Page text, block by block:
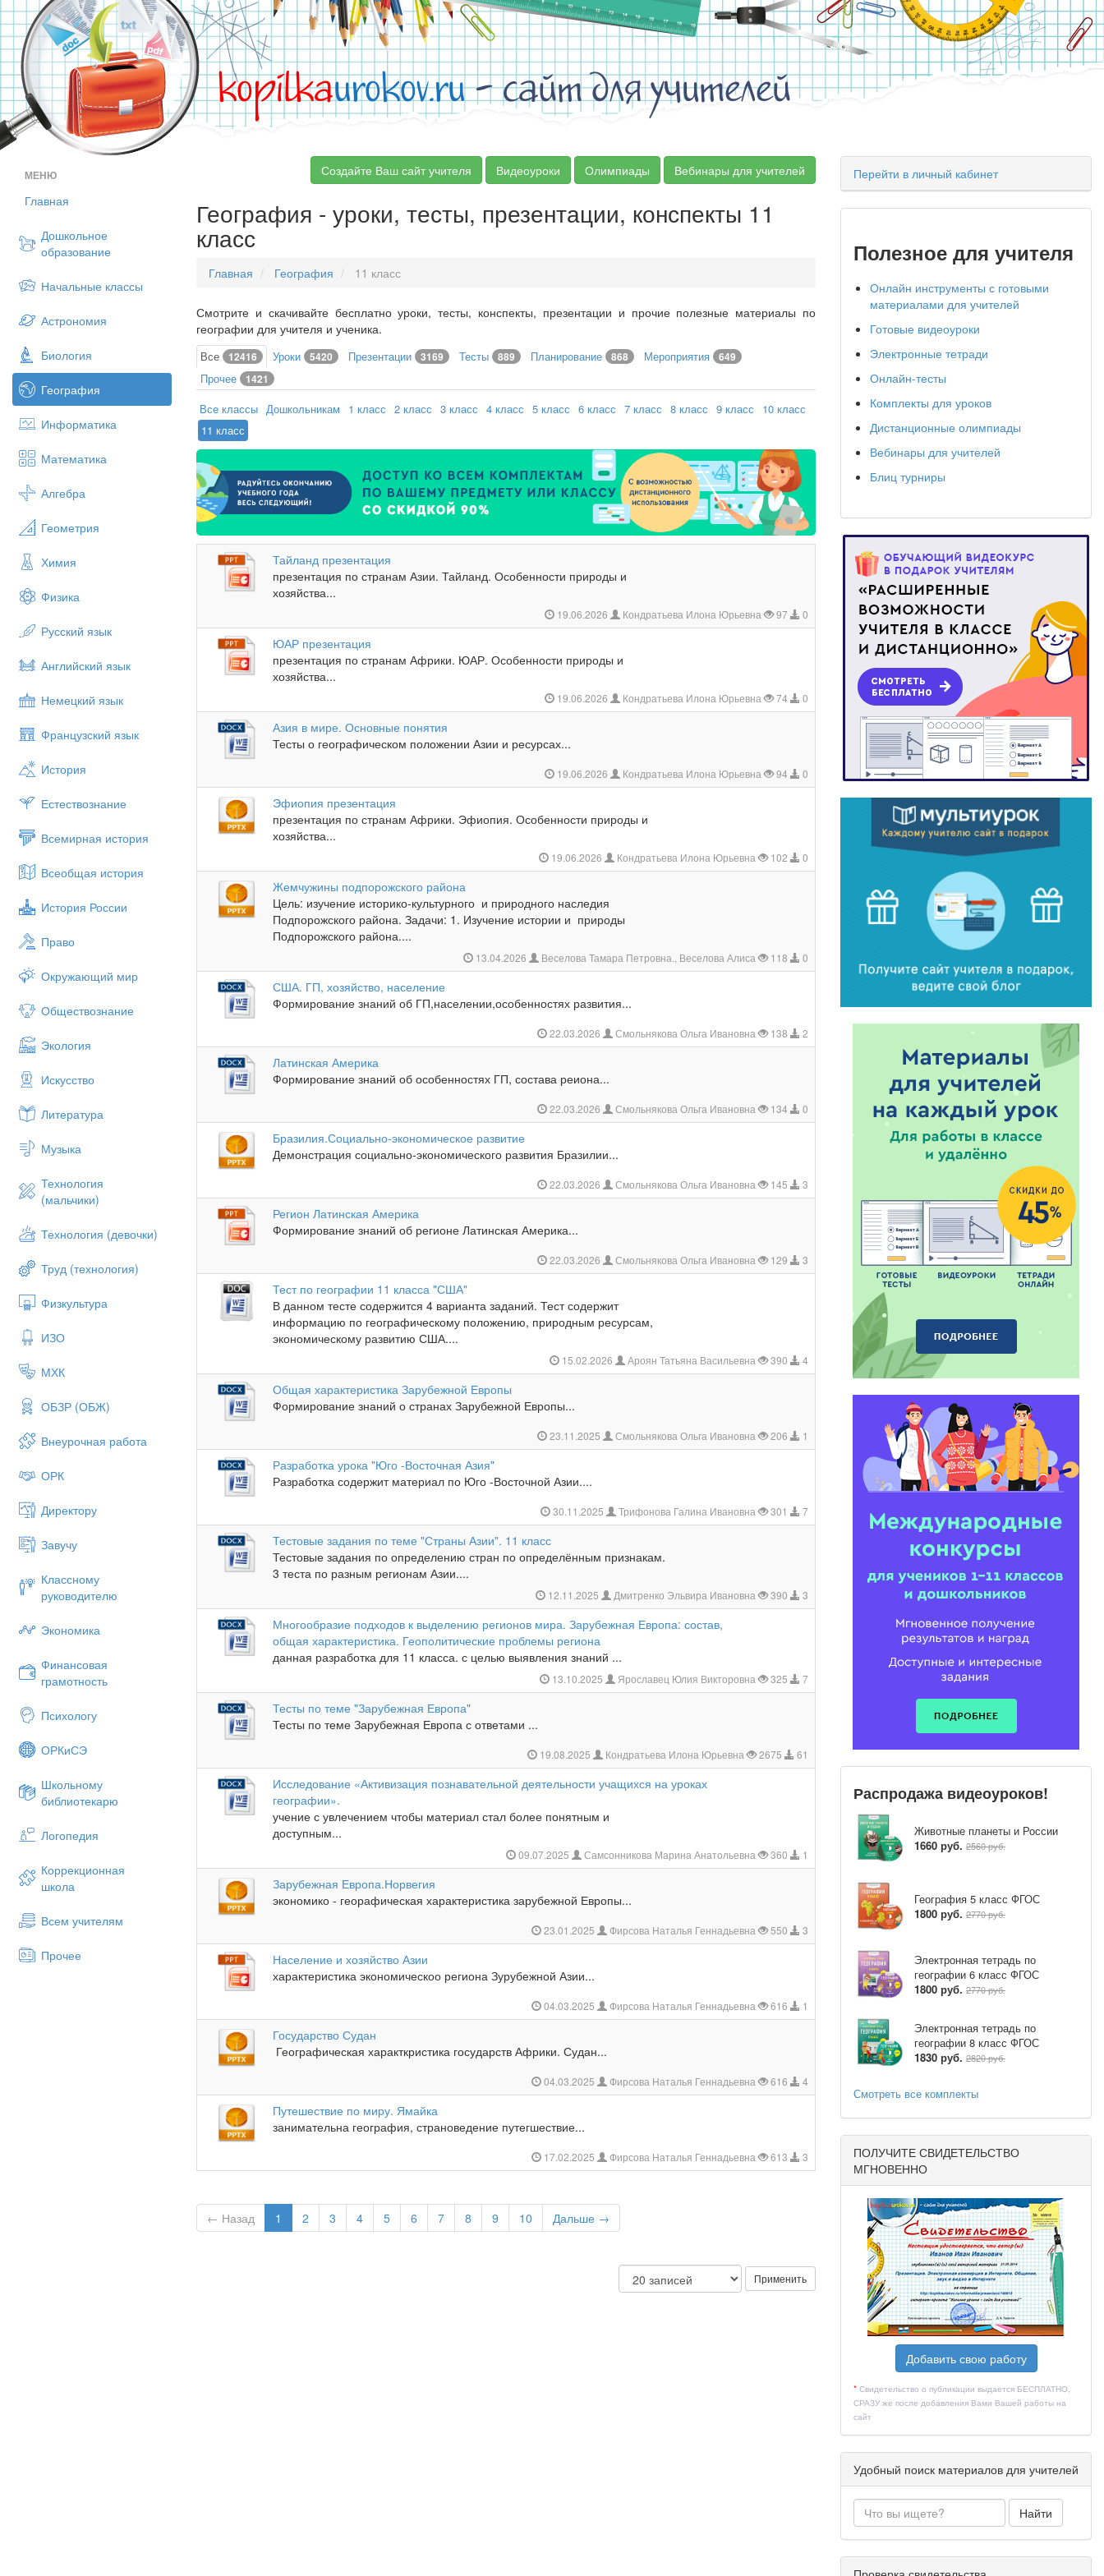
kopilkaurokov.ru- сайт для учителей
МЕНЮ
Главная
Дошкольное
образование
Начальные классы
Астрономия
Биология
География
Информатика
Математика
Алгебра
Геометрия
Химия
Физика
Русский язык
Английский язык
Немецкий язык
Французский язык
История
Естествознание
Всемирная история
Всеобщая история
История России
Право
Окружающий мир
Обществознание
Экология
Искусство
Литература
Музыка
Технология
(мальчики)
Технология (девочки)
Труд (технология)
Физкультура
ИЗО
МХК
ОБЗР (ОБЖ)
Внеурочная работа
ОРК
Директору
Завучу
Классному
руководителю
Экономика
Финансовая
грамотность
Психологу
ОРКиСЭ
Школьному
библиотекарю
Логопедия
Коррекционная
школа
Всем учителям
Прочее
Создайте Ваш сайт учителя Видеоуроки Олимпиады Вебинары для учителей
География - уроки, тесты, презентации, конспекты 11
класс
Главная География 11 класс
Смотрите и скачивайте бесплатно уроки, тесты, конспекты, презентации и прочие полезные материалы по
географии для учителя и ученика.
Все 12416 Уроки 5420 Презентации 3169 Тесты 889 Планирование 868 Мероприятия 649
Прочее 1421
Все классы Дошкольникам 1 класс 2 класс 3 класс 4 класс 5 класс 6 класс 7 класс 8 класс 9 класс
10 класс
11 класс
Тайланд презентация
презентация по странам Азии. Тайланд. Особенности природы и
хозяйства...
19.06.2026 Кондратьева Илона Юрьевна 97 0
ЮАР презентация
презентация по странам Африки. ЮАР. Особенности природы и
хозяйства...
19.06.2026 Кондратьева Илона Юрьевна 74 0
Азия в мире. Основные понятия
Тесты о географическом положении Азии и ресурсах...
19.06.2026 Кондратьева Илона Юрьевна 94 0
Эфиопия презентация
презентация по странам Африки. Эфиопия. Особенности природы и
хозяйства...
19.06.2026 Кондратьева Илона Юрьевна 102 0
Жемчужины подпорожского района
Цель: изучение историко-культурного и природного наследия
Подпорожского района. Задачи: 1. Изучение истории и природы
Подпорожского района....
13.04.2026 Веселова Тамара Петровна., Веселова Алиса 118 0
США. ГП, хозяйство, население
Формирование знаний об ГП,населении,особенностях развития...
22.03.2026 Смольнякова Ольга Ивановна 138 2
Латинская Америка
Формирование знаний об особенностях ГП, состава реиона...
22.03.2026 Смольнякова Ольга Ивановна 134 0
Бразилия.Социально-экономическое развитие
Демонстрация социально-экономического развития Бразилии...
22.03.2026 Смольнякова Ольга Ивановна 145 3
Регион Латинская Америка
Формирование знаний об регионе Латинская Америка...
22.03.2026 Смольнякова Ольга Ивановна 129 3
Тест по географии 11 класса "США"
В данном тесте содержится 4 варианта заданий. Тест содержит
информацию по географическому положению, природным ресурсам,
экономическому развитию США....
15.02.2026 Ароян Татьяна Васильевна 390 4
Общая характеристика Зарубежной Европы
Формирование знаний о странах Зарубежной Европы...
23.11.2025 Смольнякова Ольга Ивановна 206 1
Разработка урока "Юго -Восточная Азия"
Разработка содержит материал по Юго -Восточной Азии....
30.11.2025 Трифонова Галина Ивановна 301 7
Тестовые задания по теме "Страны Азии". 11 класс
Тестовые задания по определению стран по определённым признакам.
3 теста по разным регионам Азии....
12.11.2025 Дмитренко Эльвира Ивановна 390 3
Многообразие подходов к выделению регионов мира. Зарубежная Европа: состав,
общая характеристика. Геополитические проблемы региона
данная разработка для 11 класса. с целью выявления знаний ...
13.10.2025 Ярославец Юлия Викторовна 325 7
Тесты по теме "Зарубежная Европа"
Тесты по теме Зарубежная Европа с ответами ...
19.08.2025 Кондратьева Илона Юрьевна 2675 61
Исследование «Активизация познавательной деятельности учащихся на уроках
географии».
учение с увлечением чтобы материал стал более понятным и
доступным...
09.07.2025 Самсонникова Марина Анатольевна 360 1
Зарубежная Европа.Норвегия
экономико - георафическая характеристика зарубежной Европы...
23.01.2025 Фирсова Наталья Геннадьевна 550 3
Население и хозяйство Азии
характеристика экономическоо региона Зурубежной Азии...
04.03.2025 Фирсова Наталья Геннадьевна 616 1
Государство Судан
Географическая характкристика государств Африки. Судан...
04.03.2025 Фирсова Наталья Геннадьевна 616 4
Путешествие по миру. Ямайка
занимательна география, страноведение путегшествие...
17.02.2025 Фирсова Наталья Геннадьевна 613 3
← Назад 1 2 3 4 5 6 7 8 9 10 Дальше →
Применить
Перейти в личный кабинет
Полезное для учителя
Онлайн инструменты с готовыми
материалами для учителей
Готовые видеоуроки
Электронные тетради
Онлайн-тесты
Комплекты для уроков
Дистанционные олимпиады
Вебинары для учителей
Блиц турниры
Распродажа видеоуроков!
Животные планеты и России
1660 руб. 2560 руб.
География 5 класс ФГОС
1800 руб. 2770 руб.
Электронная тетрадь по
географии 6 класс ФГОС
1800 руб. 2770 руб.
Электронная тетрадь по
географии 8 класс ФГОС
1830 руб. 2820 руб.
Смотреть все комплекты
ПОЛУЧИТЕ СВИДЕТЕЛЬСТВО
МГНОВЕННО
Добавить свою работу
* Свидетельство о публикации выдается БЕСПЛАТНО,
СРАЗУ же после добавления Вами Вашей работы на
сайт
Удобный поиск материалов для учителей
Найти